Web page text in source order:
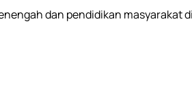
dan pendidikan masyarakat